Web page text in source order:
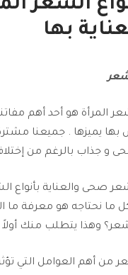
الشعر
بها
المرأة هو أحد أهم
يميزها . جميعنا
و جذاب بالرغم من
صحى والعناية بأنواع
ما نحتاجه هو معرفة ما
وهذا يتطلب منك أولاً
من أهم العوامل التي